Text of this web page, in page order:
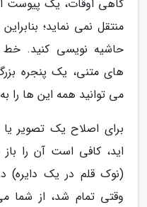
گاهی اوقات، یک پیوست
حاشیه نویسی کنید.
های متنی، یک پنجره
می توانید همه این ها را
اید، کافی است آن را
(نوک قلم در یک دایره)
وقتی تمام شد، از شما